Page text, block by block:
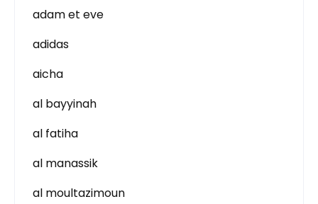
adam et eve
adidas
aicha
al bayyinah
al fatiha
al manassik
al moultazimoun